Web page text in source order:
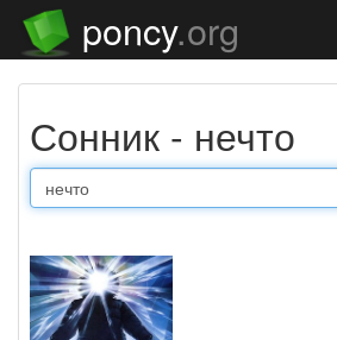
poncy.org
Сонник - нечто